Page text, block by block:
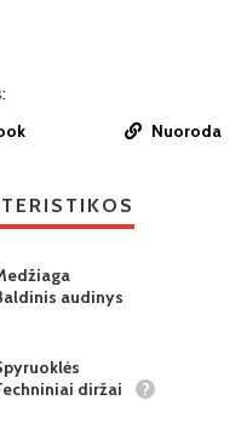
Nuoroda
audinys
diržai
?